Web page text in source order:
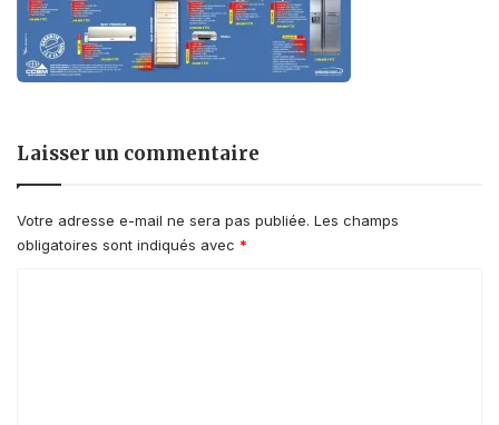
Laisser un commentaire
Votre adresse e-mail ne sera pas publiée. Les champs
obligatoires sont indiqués avec *